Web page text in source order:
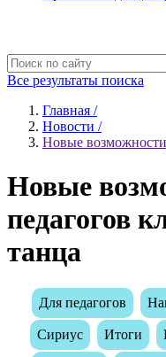
Все результаты поиска
Главная /
Новости /
Новые возможности
Новые
педагогов
танца
Для педагогов
Сириус Итоги